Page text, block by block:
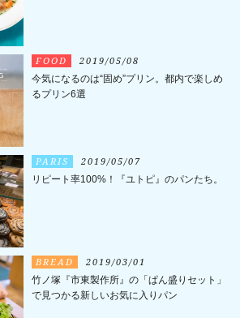
FOOD 2019/05/08
今気になるのは“固め”プリン。都内で楽しめ
るプリン6選
PARIS 2019/05/07
リピート率100%！『ユトピ』のパンたち。
BREAD 2019/03/01
竹ノ塚『市東製作所』の「ぱん盛りセット」
で見つかる新しいお気に入りパン